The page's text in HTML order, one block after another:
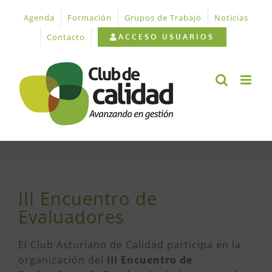
contenido
Agenda Formación Grupos de Trabajo
Noticias
Contacto
ACCESO USUARIOS
III Encuentro de
Evaluadores
El Club Asturiano de Calidad participa en la
organización del III Encuentro de